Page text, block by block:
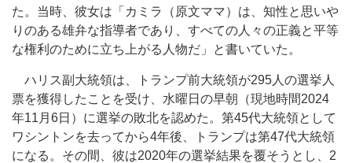
た。当時、彼女は「カミラ（原文ママ）は、知性と思いや
りのある雄弁な指導者であり、すべての人々の正義と平等
な権利のために立ち上がる人物だ」と書いていた。
ハリス副大統領は、トランプ前大統領が295人の選挙人
票を獲得したことを受け、水曜日の早朝（現地時間2024
年11月6日）に選挙の敗北を認めた。第45代大統領として
ワシントンを去ってから4年後、トランプは第47代大統領
になる。その間、彼は2020年の選挙結果を覆そうとし、2